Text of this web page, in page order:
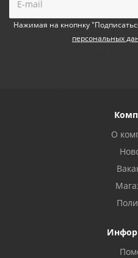
Нажимая на кнопнку
персональных
О